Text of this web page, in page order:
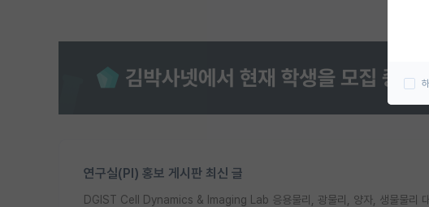
연구실(PI) 홍보 게시판 최신 글
DGIST Cell Dynamics & Imaging Lab 응용물리, 광물리, 양자, 생물물리